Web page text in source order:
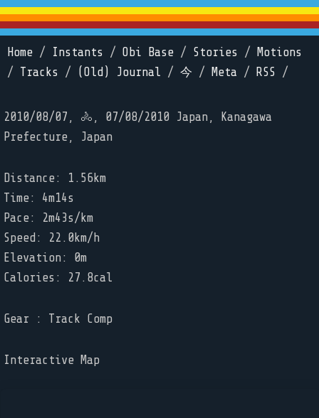
Home / Instants / Obi Base / Stories /
Motions
/ Tracks / (Old) Journal / 今 / Meta / RSS /
2010/08/07, 🚴, 07/08/2010 Japan, Kanagawa
Prefecture, Japan
Distance: 1.56km
Time: 4m14s
Pace: 2m43s/km
Speed: 22.0km/h
Elevation: 0m
Calories: 27.8cal
Gear : Track Comp
Interactive Map